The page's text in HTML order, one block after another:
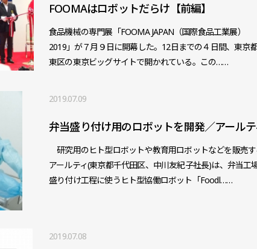
FOOMAはロボットだらけ【前編】
食品機械の専門展「FOOMA JAPAN（国際食品工業展）
2019」が７月９日に開幕した。12日までの４日間、東京
東区の東京ビッグサイトで開かれている。この……
2019.07.09
弁当盛り付け用のロボットを開発／アールテ
研究用のヒト型ロボットや教育用ロボットなどを販売す
アールティ(東京都千代田区、中川友紀子社長)は、弁当工
盛り付け工程に使うヒト型協働ロボット「Foodl……
2019.07.08